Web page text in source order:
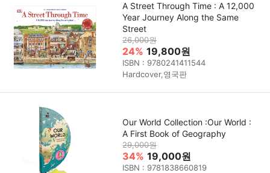
A Street Through Time : A 12,000
Year Journey Along the Same
Street
26,000원
24% 19,800원
ISBN : 9780241411544
Hardcover,영국판
Our World Collection :Our World :
A First Book of Geography
29,000원
34% 19,000원
ISBN : 9781838660819